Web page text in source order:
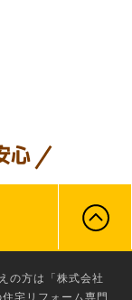
の方は「株式会社
宅リフォーム専門